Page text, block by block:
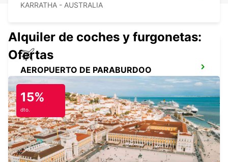
KARRATHA - AUSTRALIA
AEROPUERTO DE PARABURDOO
PARABURDOO - AUSTRALIA
NEWMAN CENTRO CIUDAD
NEWMAN - AUSTRALIA
Alquiler de coches y furgonetas:
Ofertas
15%
dto.